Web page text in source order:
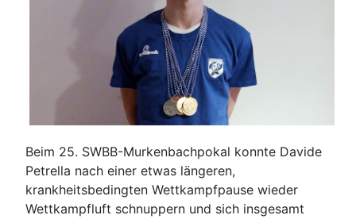
Beim 25. SWBB-Murkenbachpokal konnte Davide
Petrella nach einer etwas längeren,
krankheitsbedingten Wettkampfpause wieder
Wettkampfluft schnuppern und sich insgesamt